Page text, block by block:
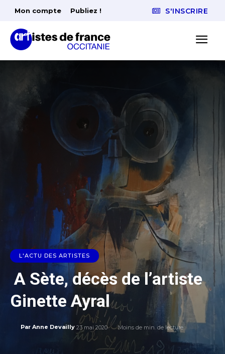
Mon compte Publiez ! S'INSCRIRE
L'ACTU DES ARTISTES
A Sète, décès de l’artiste
Ginette Ayral
Par Anne Devailly 23 mai 2020 Moins de min. de lecture